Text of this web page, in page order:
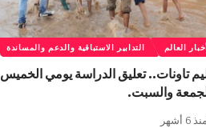
العالم التدابير الاستباقية والدعم والمساندة
تاونات.. تعليق الدراسة يومي الخميس
والسبت.
منذ 6 أشهر